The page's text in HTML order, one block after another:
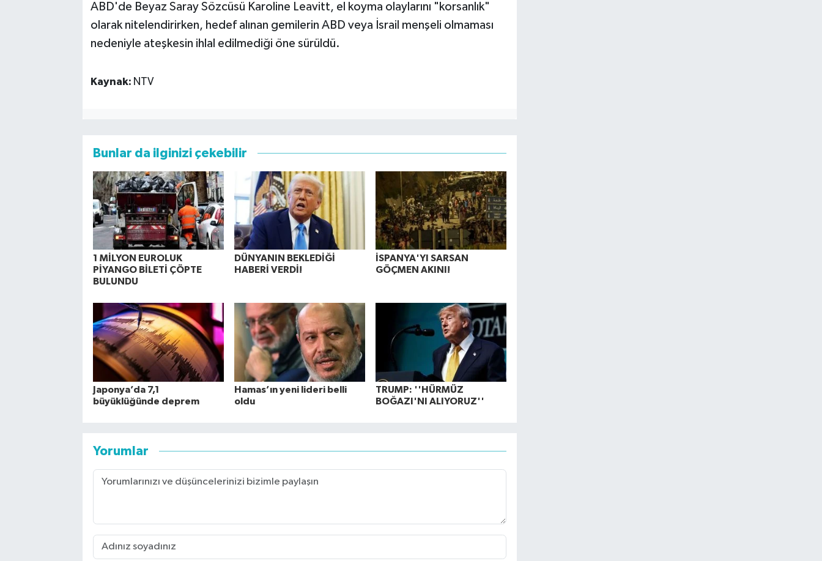
ABD'de Beyaz Saray Sözcüsü Karoline Leavitt, el koyma olaylarını "korsanlık"
olarak nitelendirirken, hedef alınan gemilerin ABD veya İsrail menşeli olmaması
nedeniyle ateşkesin ihlal edilmediği öne sürüldü.
Kaynak: NTV
Bunlar da ilginizi çekebilir
1 MİLYON EUROLUK
PİYANGO BİLETİ ÇÖPTE
BULUNDU
DÜNYANIN BEKLEDİĞİ
HABERİ VERDİ!
İSPANYA'YI SARSAN
GÖÇMEN AKINI!
Japonya’da 7,1
büyüklüğünde deprem
Hamas’ın yeni lideri belli
oldu
TRUMP: ''HÜRMÜZ
BOĞAZI'NI ALIYORUZ''
Yorumlar